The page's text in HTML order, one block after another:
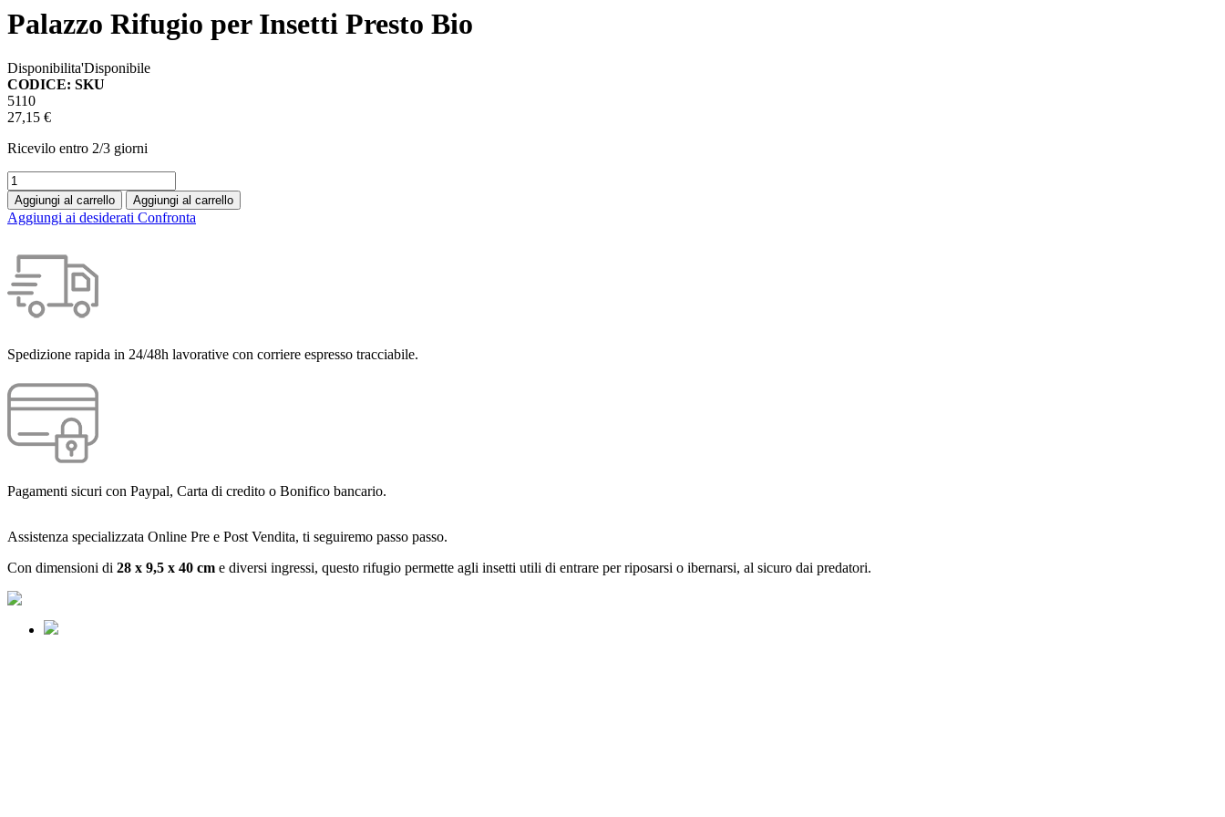
Palazzo Rifugio per Insetti Presto Bio
Disponibilita'Disponibile
CODICE: SKU
5110
27,15 €
Ricevilo entro 2/3 giorni
Aggiungi al carrello Aggiungi al carrello
Aggiungi ai desiderati Confronta
Spedizione rapida in 24/48h lavorative con corriere espresso tracciabile.
Pagamenti sicuri con Paypal, Carta di credito o Bonifico bancario.
Assistenza specializzata Online Pre e Post Vendita, ti seguiremo passo passo.
Con dimensioni di 28 x 9,5 x 40 cm e diversi ingressi, questo rifugio permette agli insetti utili di entrare per riposarsi o ibernarsi, al sicuro dai predatori.